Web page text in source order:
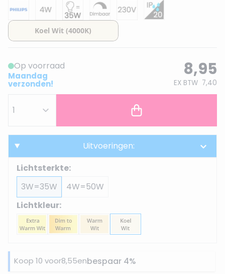
Op voorraad
Maandag
verzonden!
8,95
EX BTW 7,40
Uitvoeringen:
Lichtsterkte:
3W=35W
4W=50W
Lichtkleur:
Koop 10 voor8,55enbespaar 4%